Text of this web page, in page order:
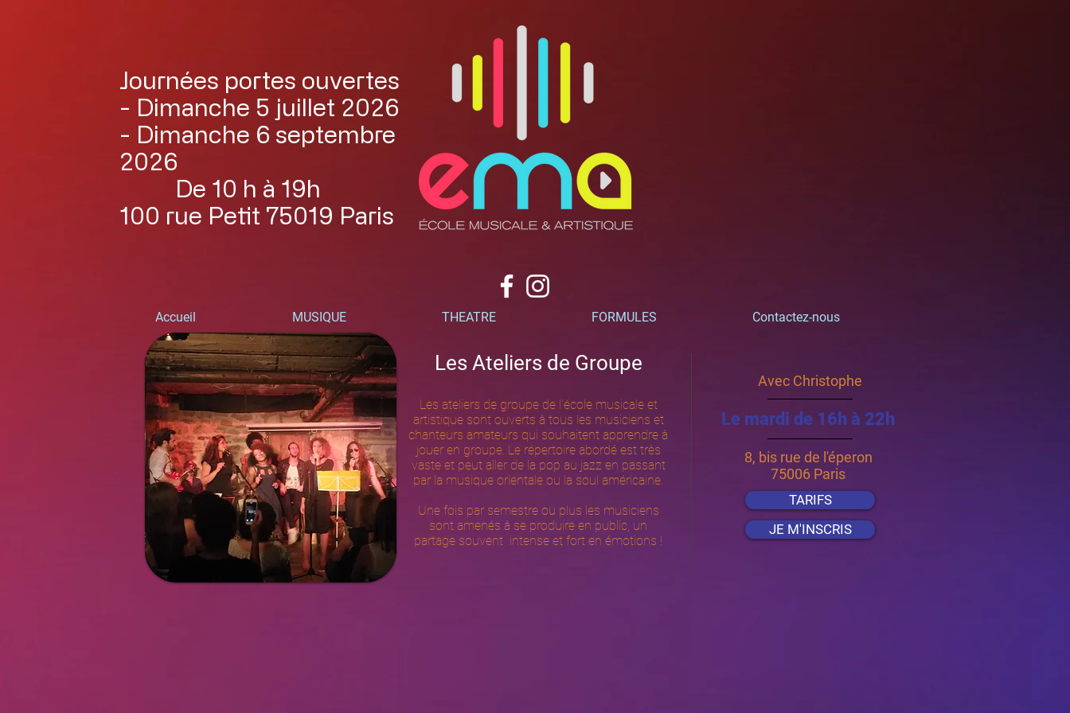
Journées portes ouvertes
- Dimanche 5 juillet 2026
- Dimanche 6 septembre
2026
De 10 h à 19h
100 rue Petit 75019 Paris
Accueil MUSIQUE THEATRE FORMULES Contactez-nous
Les Ateliers de Groupe
Les ateliers de groupe de l'école musicale et
artistique sont ouverts à tous les musiciens et
chanteurs amateurs qui souhaitent apprendre à
jouer en groupe. Le répertoire abordé est très
vaste et peut aller de la pop au jazz en passant
par la musique orientale ou la soul américaine.
Une fois par semestre ou plus les musiciens
sont amenés à se produire en public, un
partage souvent intense et fort en émotions !
Avec Christophe
Le mardi de 16h à 22h
8, bis rue de l'éperon
75006 Paris
TARIFS
JE M'INSCRIS